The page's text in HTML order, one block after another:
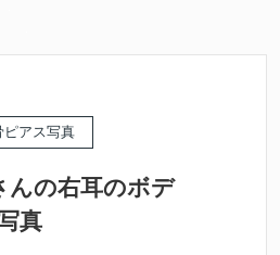
ピアス写真
んの右耳のボデ
真